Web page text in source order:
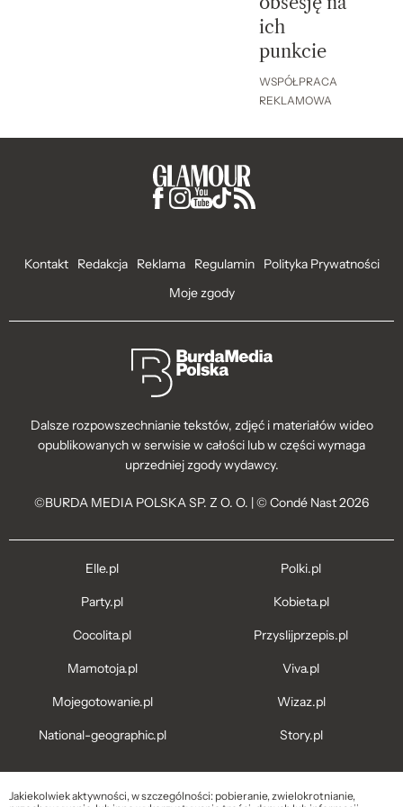
ich
punkcie
WSPÓŁPRACA
REKLAMOWA
Kontakt Redakcja Reklama Regulamin
Polityka Prywatności
Moje zgody
Dalsze rozpowszechnianie tekstów, zdjęć i materiałów wideo
opublikowanych w serwisie w całości lub w części wymaga
uprzedniej zgody wydawcy.
©BURDA MEDIA POLSKA SP. Z O. O. | © Condé Nast 2026
Elle.pl
Party.pl
Cocolita.pl
Mamotoja.pl
Mojegotowanie.pl
National-geographic.pl
Polki.pl
Kobieta.pl
Przyslijprzepis.pl
Viva.pl
Wizaz.pl
Story.pl
Jakiekolwiek aktywności, w szczególności: pobieranie, zwielokrotnianie,